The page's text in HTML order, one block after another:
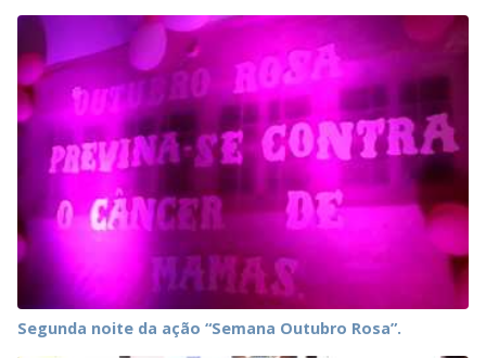
Segunda noite da ação “Semana Outubro Rosa”.